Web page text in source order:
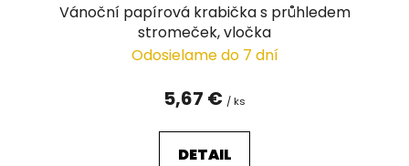
Vánoční papírová krabička s průhledem
stromeček, vločka
Odosielame do 7 dní
5,67 € / ks
DETAIL